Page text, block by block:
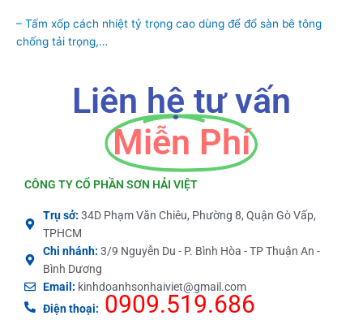
– Tấm xốp cách nhiệt tỷ trọng cao dùng để đổ sàn bê tông
chống tải trọng,…
Liên hệ tư vấn
Miễn Phí
CÔNG TY CỔ PHẦN SƠN HẢI VIỆT
Trụ sở: 34D Phạm Văn Chiêu, Phường 8, Quận Gò Vấp,
TPHCM
Chi nhánh: 3/9 Nguyễn Du - P. Bình Hòa - TP Thuận An -
Bình Dương
Email: kinhdoanhsonhaiviet@gmail.com
Điện thoại: 0909.519.686